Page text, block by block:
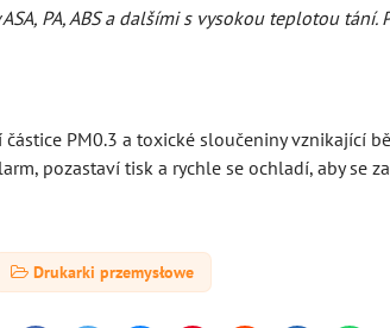
PA, ABS a dalšími s vysokou teplotou
PM0.3 a toxické sloučeniny vznikající
pozastaví tisk a rychle se ochladí, aby se
Drukarki przemysłowe